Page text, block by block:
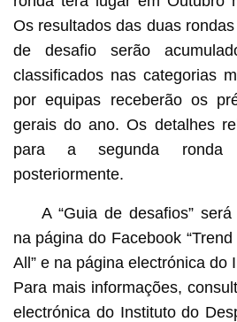
Os resultados das duas
de desafio serão
classificados nas categorias
por equipas receberão os
gerais do ano. Os detalhes
para a segunda ronda
posteriormente.
A “Guia de desafios”
na página do Facebook
All” e na página electrónica do
Para mais informações,
electrónica do Instituto do